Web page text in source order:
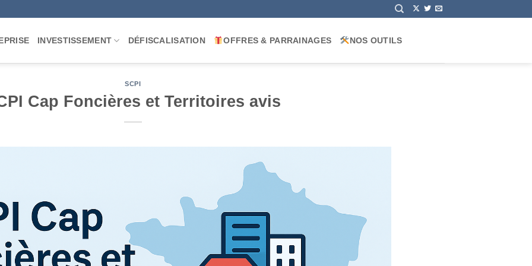
INVESTISSEMENT DÉFISCALISATION OFFRES & PARRAINAGES NOS OUTILS
SCPI
Cap Foncières et Territoires avis